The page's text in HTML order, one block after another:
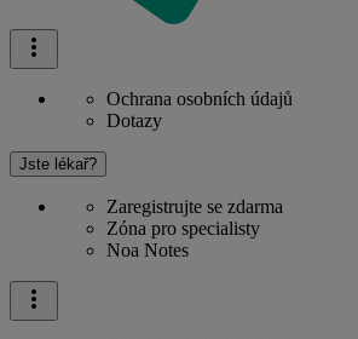
Ochrana osobních údajů
Dotazy
Jste lékař?
Zaregistrujte se zdarma
Zóna pro specialisty
Noa Notes